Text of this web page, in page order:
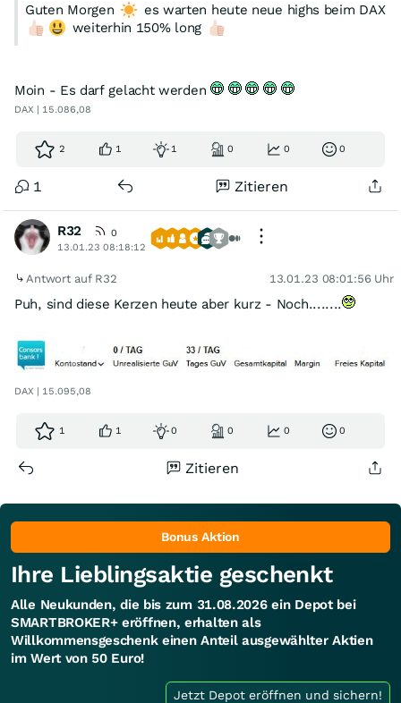
Guten Morgen
es warten heute neue highs beim DAX
weiterhin 150% long
Moin - Es darf gelacht werden
DAX | 15.086,08
2 1 1 0 0 0
1 Zitieren
R32
0
13.01.23 08:18:12
Antwort auf R32 13.01.23 08:01:56 Uhr
Puh, sind diese Kerzen heute aber kurz - Noch........
DAX | 15.095,08
1 1 0 0 0 0
Zitieren
Bonus Aktion
Ihre Lieblingsaktie geschenkt
Alle Neukunden, die bis zum 31.08.2026 ein Depot bei
SMARTBROKER+ eröffnen, erhalten als
Willkommensgeschenk einen Anteil ausgewählter Aktien
im Wert von 50 Euro!
Jetzt Depot eröffnen und sichern!